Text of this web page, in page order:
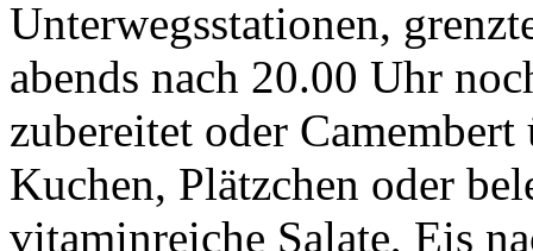
Unterwegsstationen,
abends nach 20.00 Uhr
zubereitet oder
Kuchen, Plätzchen oder
vitaminreiche Salate, Eis